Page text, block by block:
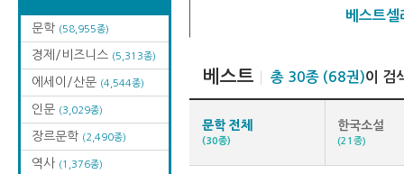
문학 (58,955종)
경제/비즈니스 (5,313종)
에세이/산문 (4,544종)
인문 (3,029종)
장르문학 (2,490종)
역사 (1,376종)
베스트
베스트 총 30종 (68권)이 검
문학 전체
(30종)
한국소설
(21종)